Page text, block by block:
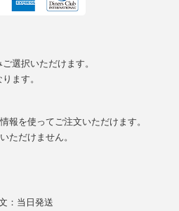
選択いただけます。
ます。
報を使ってご注文いただけます。
ただけません。
：当日発送